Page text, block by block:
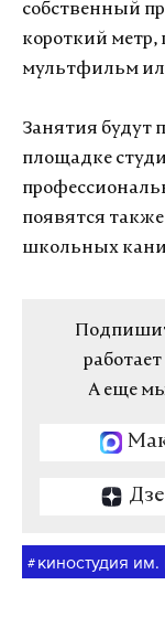
собственный
короткий метр,
мультфильм
Занятия будут
площадке
появятся
школьных
А еще
# киностудия им.